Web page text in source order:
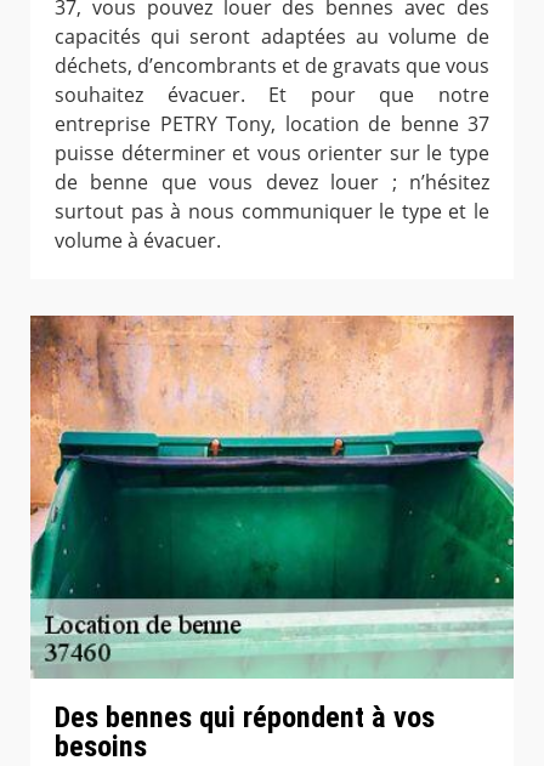
37, vous pouvez louer des bennes avec des
capacités qui seront adaptées au volume de
déchets, d’encombrants et de gravats que vous
souhaitez évacuer. Et pour que notre
entreprise PETRY Tony, location de benne 37
puisse déterminer et vous orienter sur le type
de benne que vous devez louer ; n’hésitez
surtout pas à nous communiquer le type et le
volume à évacuer.
Des bennes qui répondent à vos
besoins